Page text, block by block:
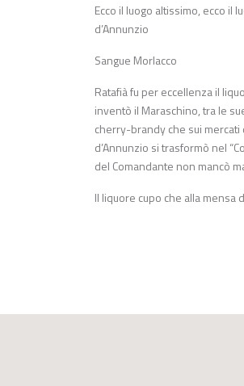
Ecco il luogo altissimo, ecco
d’Annunzio
Sangue Morlacco
Ratafià fu per eccellenza il
inventò il Maraschino, tra le
cherry-brandy che sui mercati
d’Annunzio si trasformò nel
del Comandante non mancò
Il liquore cupo che alla mensa